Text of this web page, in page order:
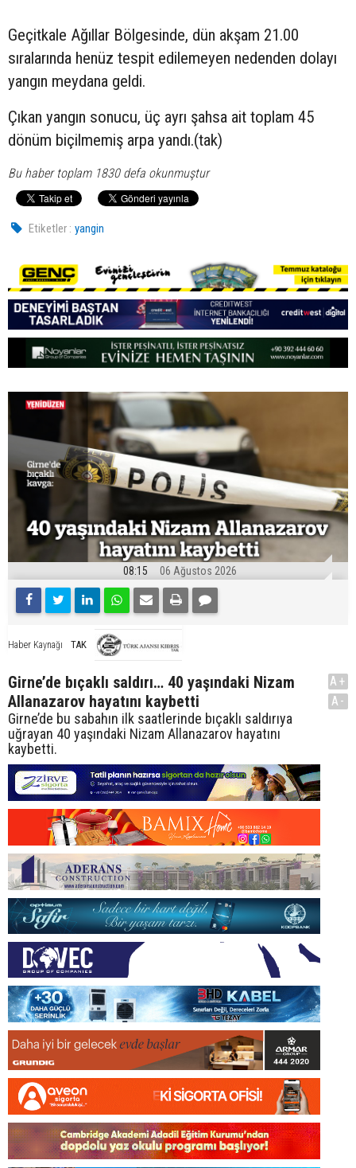
Geçitkale Ağıllar Bölgesinde, dün akşam 21.00
sıralarında henüz tespit edilemeyen nedenden dolayı
yangın meydana geldi.
Çıkan yangın sonucu, üç ayrı şahsa ait toplam 45
dönüm biçilmemiş arpa yandı.(tak)
Bu haber toplam 1830 defa okunmuştur
Etiketler : yangin
08:15 06 Ağustos 2026
Haber Kaynağı TAK
Girne’de bıçaklı saldırı… 40 yaşındaki Nizam
Allanazarov hayatını kaybetti
Girne’de bu sabahın ilk saatlerinde bıçaklı saldırıya
uğrayan 40 yaşındaki Nizam Allanazarov hayatını
kaybetti.
A+
A-